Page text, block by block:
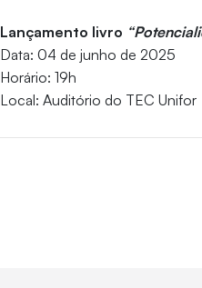
Lançamento livro
Data: 04 de junho de 2025
Horário: 19h
Local: Auditório do TEC Unifor